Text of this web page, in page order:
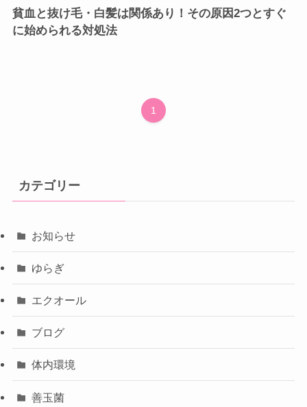
貧血と抜け毛・白髪は関係あり！その原因2つとすぐ
に始められる対処法
1
カテゴリー
お知らせ
ゆらぎ
エクオール
ブログ
体内環境
善玉菌